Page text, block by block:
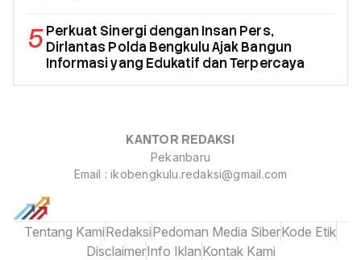
5Perkuat Sinergi dengan Insan Pers,
Dirlantas Polda Bengkulu Ajak Bangun
Informasi yang Edukatif dan Terpercaya
KANTOR REDAKSI
Pekanbaru
Email : ikobengkulu.redaksi@gmail.com
Tentang KamiRedaksiPedoman Media SiberKode Etik
DisclaimerInfo IklanKontak Kami